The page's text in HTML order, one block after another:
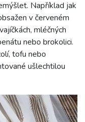
Například jak
v červeném
mléčných
nebo brokolici.
tofu nebo
ušlechtilou